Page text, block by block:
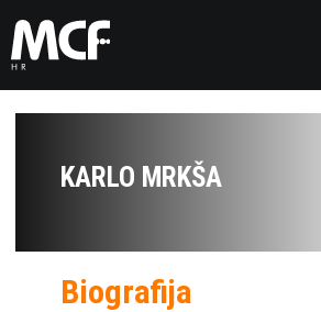
KARLO MRKŠA
Biografija